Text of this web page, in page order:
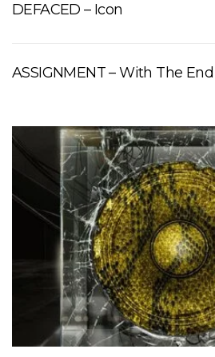
DEFACED – Icon
ASSIGNMENT – With The